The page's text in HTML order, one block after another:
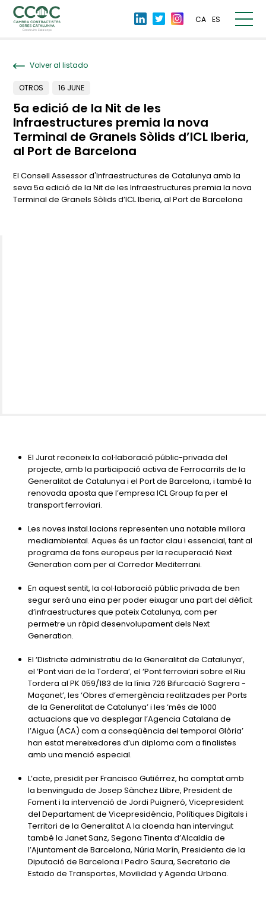
CA ES
Volver al listado
OTROS 16 JUNE
5a edició de la Nit de les
Infraestructures premia la nova
Terminal de Granels Sòlids d’ICL Iberia,
al Port de Barcelona
El Consell Assessor d'Infraestructures de Catalunya amb la
seva 5a edició de la Nit de les Infraestructures premia la nova
Terminal de Granels Sòlids d’ICL Iberia, al Port de Barcelona
El Jurat reconeix la col·laboració públic-privada del
projecte, amb la participació activa de Ferrocarrils de la
Generalitat de Catalunya i el Port de Barcelona, i també la
renovada aposta que l’empresa ICL Group fa per el
transport ferroviari.
Les noves instal.lacions representen una notable millora
mediambiental. Aques és un factor clau i essencial, tant al
programa de fons europeus per la recuperació Next
Generation com per al Corredor Mediterrani.
En aquest sentit, la col·laboració públic privada de ben
segur serà una eina per poder eixugar una part del dèficit
d’infraestructures que pateix Catalunya, com per
permetre un ràpid desenvolupament dels Next
Generation.
El ‘Districte administratiu de la Generalitat de Catalunya’,
el ‘Pont viari de la Tordera’, el ‘Pont ferroviari sobre el Riu
Tordera al PK 059/183 de la línia 726 Bifurcació Sagrera -
Maçanet’, les ‘Obres d’emergència realitzades per Ports
de la Generalitat de Catalunya’ i les ‘més de 1000
actuacions que va desplegar l’Agencia Catalana de
l’Aigua (ACA) com a conseqüència del temporal Glòria’
han estat mereixedores d’un diploma com a finalistes
amb una menció especial.
L’acte, presidit per Francisco Gutiérrez, ha comptat amb
la benvinguda de Josep Sànchez Llibre, President de
Foment i la intervenció de Jordi Puigneró, Vicepresident
del Departament de Vicepresidència, Polítiques Digitals i
Territori de la Generalitat A la cloenda han intervingut
també la Janet Sanz, Segona Tinenta d’Alcaldia de
l’Ajuntament de Barcelona, Núria Marín, Presidenta de la
Diputació de Barcelona i Pedro Saura, Secretario de
Estado de Transportes, Movilidad y Agenda Urbana.